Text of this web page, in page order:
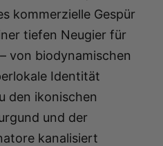
kommerzielle Gespür
tiefen Neugier für
von biodynamischen
Identität
den ikonischen
und der
kanalisiert